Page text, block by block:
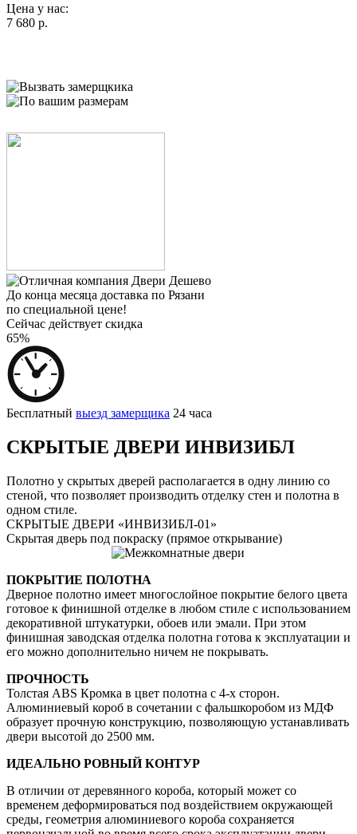
Цена у нас:
7 680 р.
До конца месяца доставка по Рязани
по специальной цене!
Сейчас действует скидка
65%
Бесплатный выезд замерщика 24 часа
СКРЫТЫЕ ДВЕРИ ИНВИЗИБЛ
Полотно у скрытых дверей располагается в одну линию со
стеной, что позволяет производить отделку стен и полотна в
одном стиле.
СКРЫТЫЕ ДВЕРИ «ИНВИЗИБЛ-01»
Скрытая дверь под покраску (прямое открывание)
ПОКРЫТИЕ ПОЛОТНА
Дверное полотно имеет многослойное покрытие белого цвета
готовое к финишной отделке в любом стиле с использованием
декоративной штукатурки, обоев или эмали. При этом
финишная заводская отделка полотна готова к эксплуатации и
его можно дополнительно ничем не покрывать.
ПРОЧНОСТЬ
Толстая ABS Кромка в цвет полотна с 4-х сторон.
Алюминиевый короб в сочетании с фальшкоробом из МДФ
образует прочную конструкцию, позволяющую устанавливать
двери высотой до 2500 мм.
ИДЕАЛЬНО РОВНЫЙ КОНТУР
В отличии от деревянного короба, который может со
временем деформироваться под воздействием окружающей
среды, геометрия алюминиевого короба сохраняется